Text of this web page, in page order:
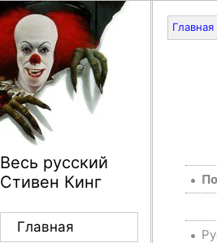
Весь русский
Стивен Кинг
Главная
Главная